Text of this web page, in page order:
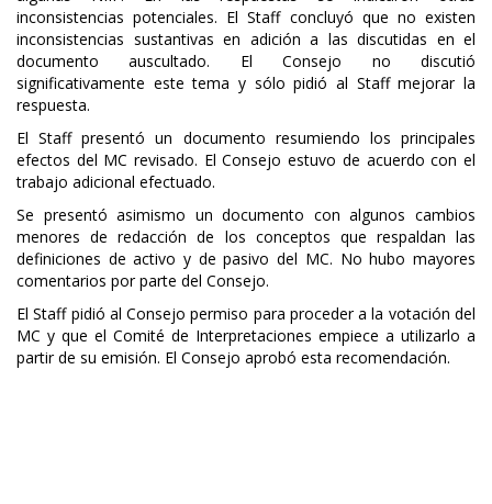
inconsistencias potenciales. El Staff concluyó que no existen
inconsistencias sustantivas en adición a las discutidas en el
documento auscultado. El Consejo no discutió
significativamente este tema y sólo pidió al Staff mejorar la
respuesta.
El Staff presentó un documento resumiendo los principales
efectos del MC revisado. El Consejo estuvo de acuerdo con el
trabajo adicional efectuado.
Se presentó asimismo un documento con algunos cambios
menores de redacción de los conceptos que respaldan las
definiciones de activo y de pasivo del MC. No hubo mayores
comentarios por parte del Consejo.
El Staff pidió al Consejo permiso para proceder a la votación del
MC y que el Comité de Interpretaciones empiece a utilizarlo a
partir de su emisión. El Consejo aprobó esta recomendación.